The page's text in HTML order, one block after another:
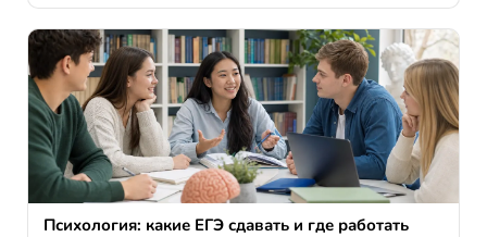
Психология: какие ЕГЭ сдавать и где работать